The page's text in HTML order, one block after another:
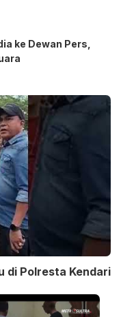
ke Dewan Pers,
di Polresta Kendari